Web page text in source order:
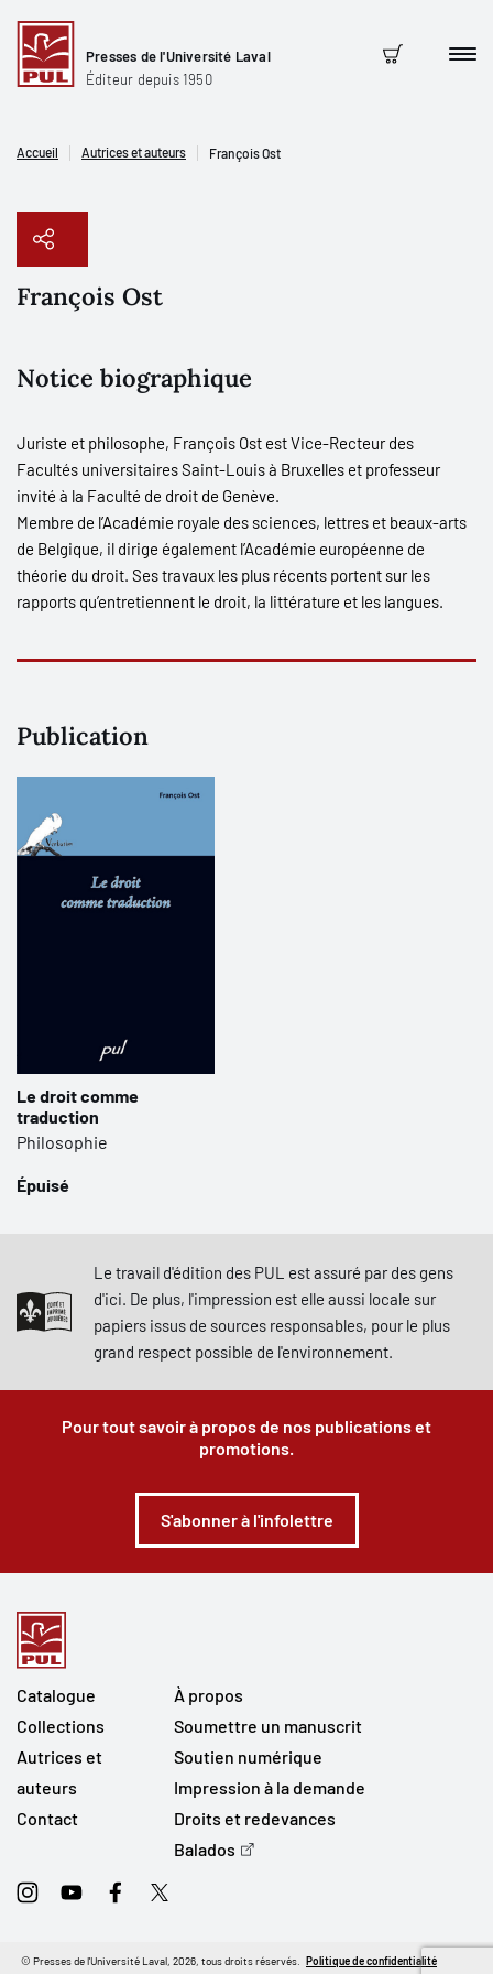
Presses de l'Université Laval
Éditeur depuis 1950
Panier
Accueil Autrices et auteurs François Ost
François Ost
Notice biographique
Juriste et philosophe, François Ost est Vice-Recteur des
Facultés universitaires Saint-Louis à Bruxelles et professeur
invité à la Faculté de droit de Genève.
Membre de l’Académie royale des sciences, lettres et beaux-arts
de Belgique, il dirige également l’Académie européenne de
théorie du droit. Ses travaux les plus récents portent sur les
rapports qu’entretiennent le droit, la littérature et les langues.
Publication
Le droit comme
traduction
Philosophie
Épuisé
Le travail d'édition des PUL est assuré par des gens
d'ici. De plus, l'impression est elle aussi locale sur
papiers issus de sources responsables, pour le plus
grand respect possible de l'environnement.
Pour tout savoir à propos de nos publications et
promotions.
S'abonner à l'infolettre
Catalogue
Collections
Autrices et
auteurs
Contact
À propos
Soumettre un manuscrit
Soutien numérique
Impression à la demande
Droits et redevances
Balados
InstagramYoutubeFacebookTwitter
© Presses de l'Université Laval, 2026, tous droits réservés. Politique de confidentialité